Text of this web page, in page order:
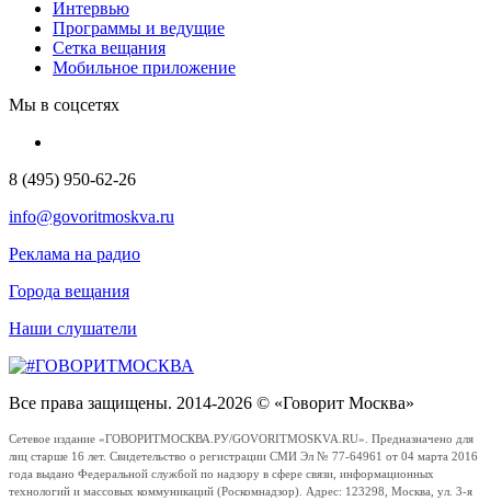
Интервью
Программы и ведущие
Сетка вещания
Мобильное приложение
Мы в соцсетях
8 (495) 950-62-26
info@govoritmoskva.ru
Реклама на радио
Города вещания
Наши слушатели
Все права защищены. 2014-2026 © «Говорит Москва»
Сетевое издание «ГОВОРИТМОСКВА.РУ/GOVORITMOSKVA.RU». Предназначено для
лиц старше 16 лет. Свидетельство о регистрации СМИ Эл № 77-64961 от 04 марта 2016
года выдано Федеральной службой по надзору в сфере связи, информационных
технологий и массовых коммуникаций (Роскомнадзор). Адрес: 123298, Москва, ул. 3-я